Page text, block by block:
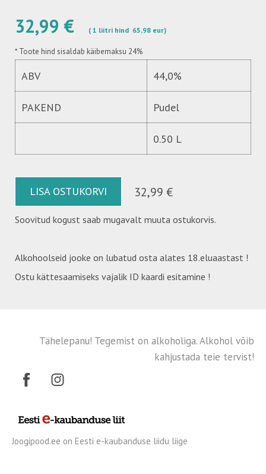
32,99 € ( 1 liitri hind 65,98 eur)
* Toote hind sisaldab käibemaksu 24%
ABV 44,0%
PAKEND Pudel
0.50 L
LISA OSTUKORVI 32,99 €
Soovitud kogust saab mugavalt muuta ostukorvis.
Alkohoolseid jooke on lubatud osta alates 18.eluaastast !
Ostu kättesaamiseks vajalik ID kaardi esitamine !
Tähelepanu! Tegemist on alkoholiga. Alkohol võib
kahjustada teie tervist!
Joogipood.ee on Eesti e-kaubanduse liidu liige